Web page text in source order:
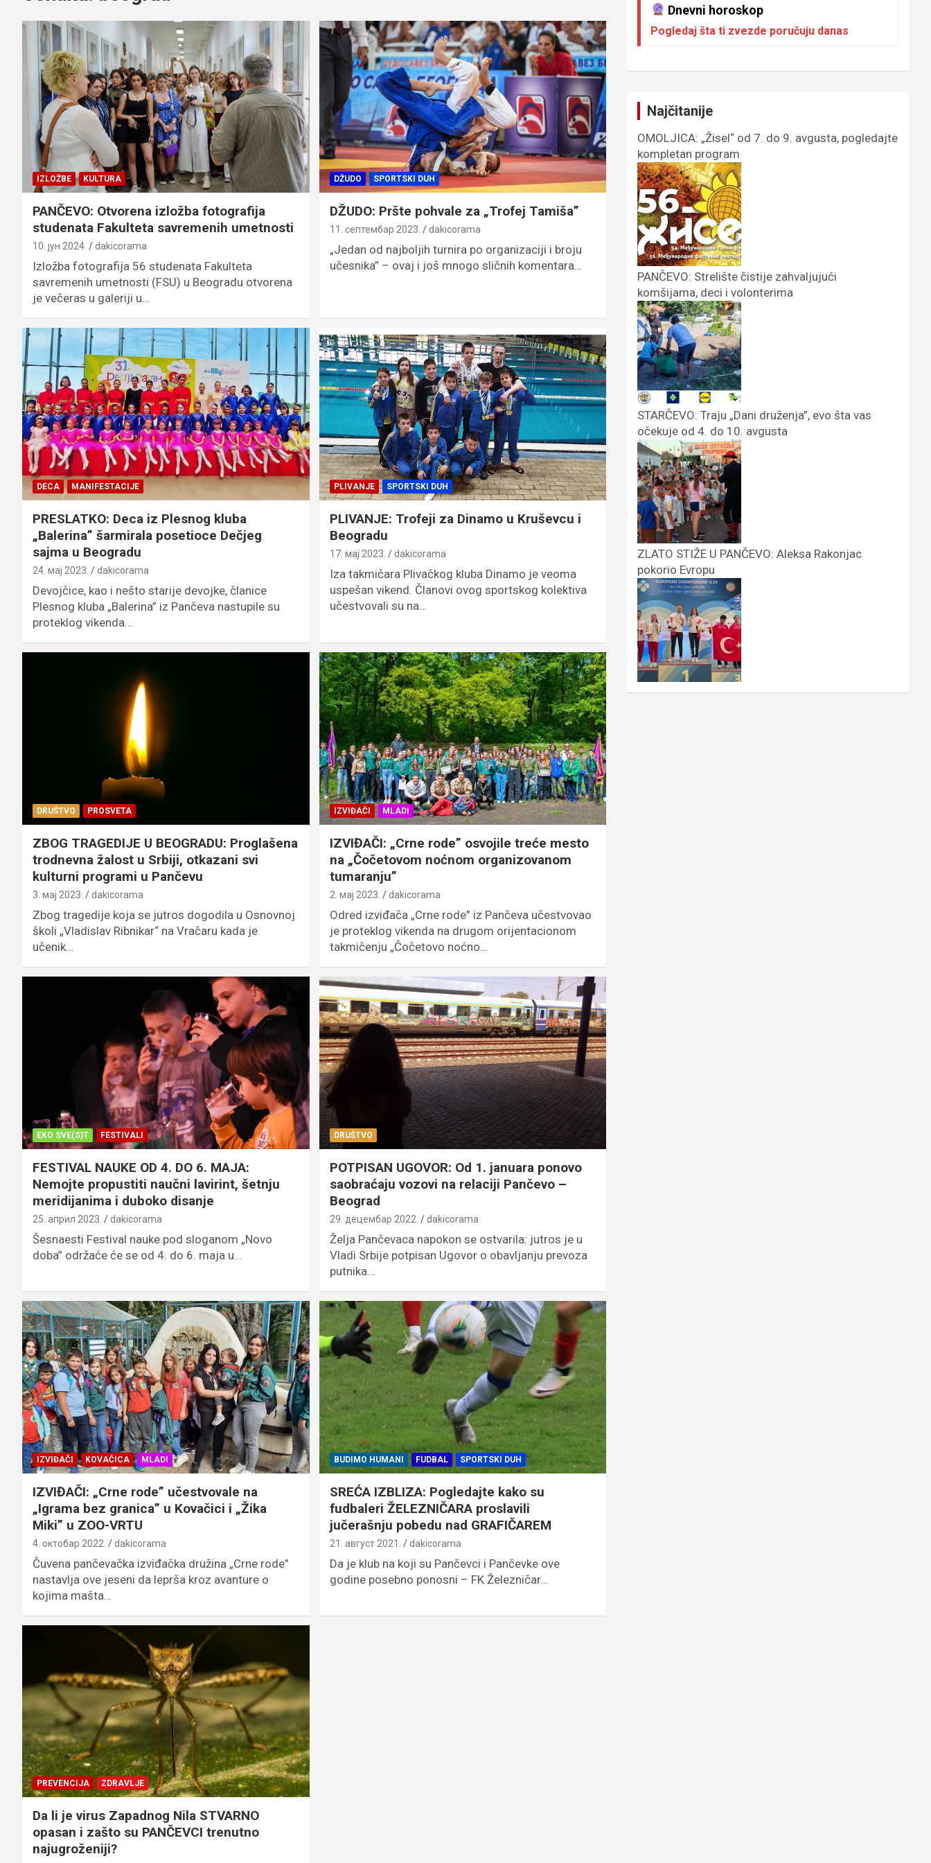
IZLOŽBE KULTURA
PANČEVO: Otvorena izložba fotografija
studenata Fakulteta savremenih umetnosti
10. јун 2024. dakicorama
Izložba fotografija 56 studenata Fakulteta
savremenih umetnosti (FSU) u Beogradu otvorena
je večeras u galeriji u…
DŽUDO SPORTSKI DUH
DŽUDO: Pršte pohvale za „Trofej Tamiša”
11. септембар 2023. dakicorama
„Jedan od najboljih turnira po organizaciji i broju
učesnika” – ovaj i još mnogo sličnih komentara…
DECA MANIFESTACIJE
PRESLATKO: Deca iz Plesnog kluba
„Balerina” šarmirala posetioce Dečjeg
sajma u Beogradu
24. мај 2023. dakicorama
Devojčice, kao i nešto starije devojke, članice
Plesnog kluba „Balerina” iz Pančeva nastupile su
proteklog vikenda…
PLIVANJE SPORTSKI DUH
PLIVANJE: Trofeji za Dinamo u Kruševcu i
Beogradu
17. мај 2023. dakicorama
Iza takmičara Plivačkog kluba Dinamo je veoma
uspešan vikend. Članovi ovog sportskog kolektiva
učestvovali su na…
DRUŠTVO PROSVETA
ZBOG TRAGEDIJE U BEOGRADU: Proglašena
trodnevna žalost u Srbiji, otkazani svi
kulturni programi u Pančevu
3. мај 2023. dakicorama
Zbog tragedije koja se jutros dogodila u Osnovnoj
školi „Vladislav Ribnikar“ na Vračaru kada je
učenik…
IZVIĐAČI MLADI
IZVIĐAČI: „Crne rode” osvojile treće mesto
na „Čočetovom noćnom organizovanom
tumaranju”
2. мај 2023. dakicorama
Odred izviđača „Crne rode” iz Pančeva učestvovao
je proteklog vikenda na drugom orijentacionom
takmičenju „Čočetovo noćno…
EKO SVE(S)T FESTIVALI
FESTIVAL NAUKE OD 4. DO 6. MAJA:
Nemojte propustiti naučni lavirint, šetnju
meridijanima i duboko disanje
25. април 2023. dakicorama
Šesnaesti Festival nauke pod sloganom „Novo
doba” održaće će se od 4. do 6. maja u…
DRUŠTVO
POTPISAN UGOVOR: Od 1. januara ponovo
saobraćaju vozovi na relaciji Pančevo –
Beograd
29. децембар 2022. dakicorama
Želja Pančevaca napokon se ostvarila: jutros je u
Vladi Srbije potpisan Ugovor o obavljanju prevoza
putnika…
IZVIĐAČI KOVAČICA MLADI
IZVIĐAČI: „Crne rode” učestvovale na
„Igrama bez granica” u Kovačici i „Žika
Miki” u ZOO-VRTU
4. октобар 2022. dakicorama
Čuvena pančevačka izviđačka družina „Crne rode”
nastavlja ove jeseni da leprša kroz avanture o
kojima mašta…
BUDIMO HUMANI FUDBAL SPORTSKI DUH
SREĆA IZBLIZA: Pogledajte kako su
fudbaleri ŽELEZNIČARA proslavili
jučerašnju pobedu nad GRAFIČAREM
21. август 2021. dakicorama
Da je klub na koji su Pančevci i Pančevke ove
godine posebno ponosni – FK Železničar…
PREVENCIJA ZDRAVLJE
Da li je virus Zapadnog Nila STVARNO
opasan i zašto su PANČEVCI trenutno
najugroženiji?
Dnevni horoskop
Pogledaj šta ti zvezde poručuju danas
Najčitanije
OMOLJICA: „Žisel“ od 7. do 9. avgusta, pogledajte
kompletan program
PANČEVO: Strelište čistije zahvaljujući
komšijama, deci i volonterima
STARČEVO: Traju „Dani druženja”, evo šta vas
očekuje od 4. do 10. avgusta
ZLATO STIŽE U PANČEVO: Aleksa Rakonjac
pokorio Evropu